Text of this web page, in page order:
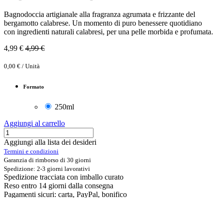
Bagnodoccia artigianale alla fragranza agrumata e frizzante del
bergamotto calabrese. Un momento di puro benessere quotidiano
con ingredienti naturali calabresi, per una pelle morbida e profumata.
4,99 € 4,99€
0,00 € / Unità
Formato
250ml
Aggiungi al carrello
Aggiungi alla lista dei desideri
Termini e condizioni
Garanzia di rimborso di 30 giorni
Spedizione: 2-3 giorni lavorativi
Spedizione tracciata con imballo curato
Reso entro 14 giorni dalla consegna
Pagamenti sicuri: carta, PayPal, bonifico